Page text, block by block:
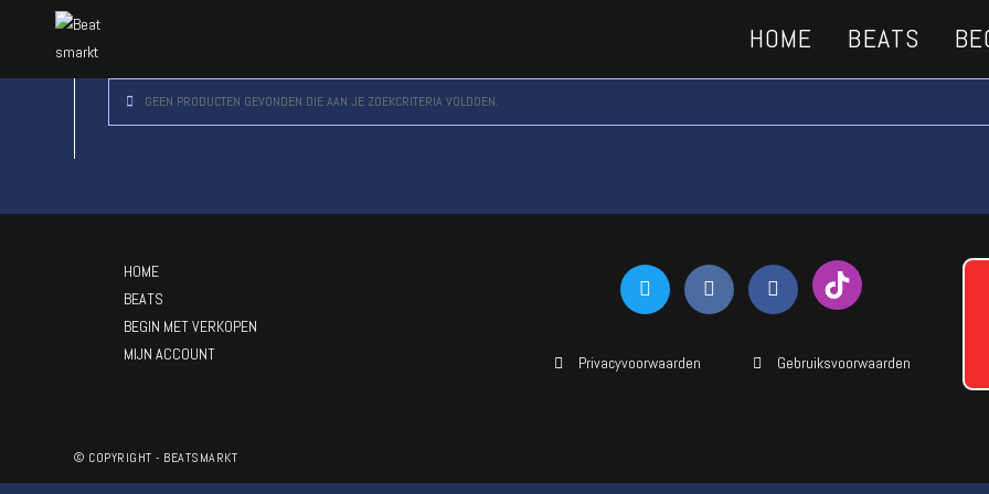
HOME BEATS
GEEN PRODUCTEN GEVONDEN DIE AAN JE ZOEKCRITERIA VOLDOEN.
HOME
BEATS
BEGIN MET VERKOPEN
MIJN ACCOUNT
Privacyvoorwaarden Gebruiksvoorwaarden
© COPYRIGHT - BEATSMARKT